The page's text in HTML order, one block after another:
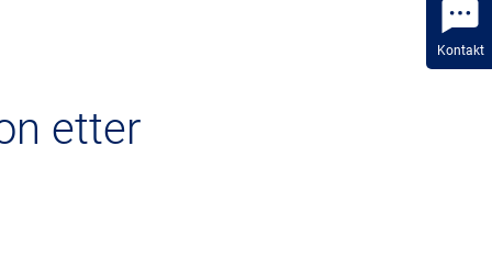
Kontakt
etter